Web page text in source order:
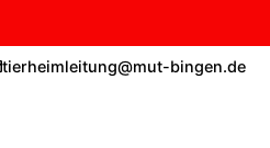
tierheimleitung@mut-bingen.de